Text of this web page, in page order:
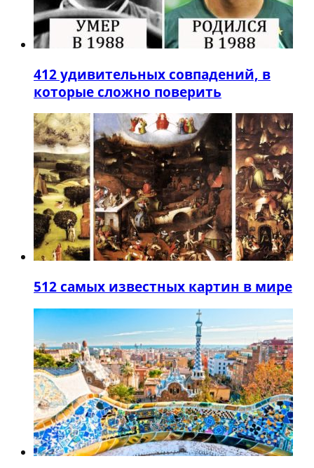
412 удивительных совпадений, в
которые сложно поверить
512 самых известных картин в мире